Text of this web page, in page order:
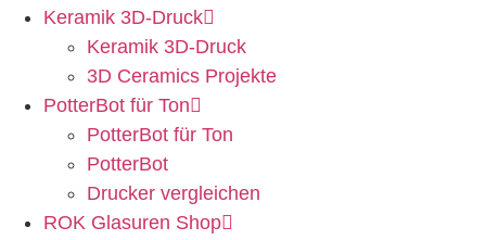
Keramik 3D-Druck
Keramik 3D-Druck
3D Ceramics Projekte
PotterBot für Ton
PotterBot für Ton
PotterBot
Drucker vergleichen
ROK Glasuren Shop